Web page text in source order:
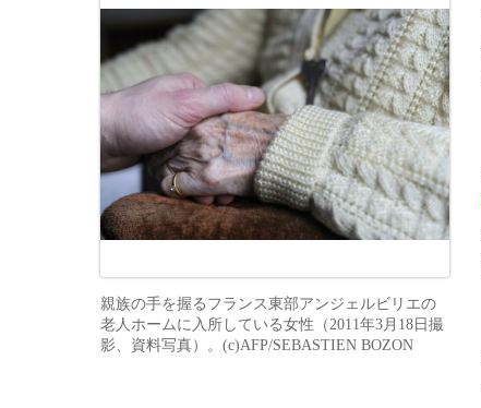
親族の手を握るフランス東部アンジェルビリエの
老人ホームに入所している女性（2011年3月18日撮
影、資料写真）。(c)AFP/SEBASTIEN BOZON